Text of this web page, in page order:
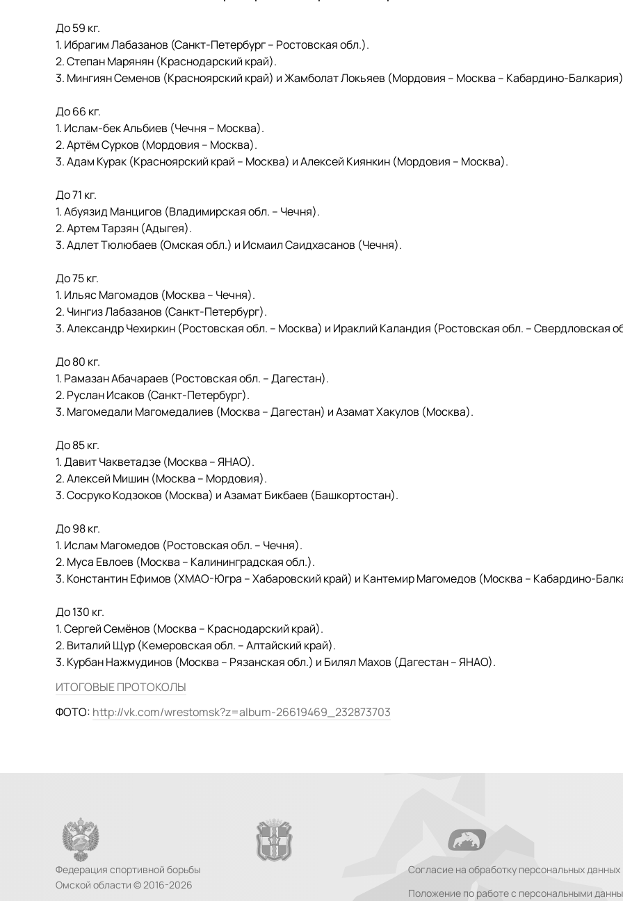
До 59 кг.
1. Ибрагим Лабазанов (Санкт-Петербург – Ростовская обл.).
2. Степан Марянян (Краснодарский край).
3. Мингиян Семенов (Красноярский край) и Жамболат Локьяев (Мордовия – Москва – Кабардино-
До 66 кг.
1. Ислам-бек Альбиев (Чечня – Москва).
2. Артём Сурков (Мордовия – Москва).
3. Адам Курак (Красноярский край – Москва) и Алексей Киянкин (Мордовия – Москва).
До 71 кг.
1. Абуязид Манцигов (Владимирская обл. – Чечня).
2. Артем Тарзян (Адыгея).
3. Адлет Тюлюбаев (Омская обл.) и Исмаил Саидхасанов (Чечня).
До 75 кг.
1. Ильяс Магомадов (Москва – Чечня).
2. Чингиз Лабазанов (Санкт-Петербург).
3. Александр Чехиркин (Ростовская обл. – Москва) и Ираклий Каландия (Ростовская обл. – Свердловская
До 80 кг.
1. Рамазан Абачараев (Ростовская обл. – Дагестан).
2. Руслан Исаков (Санкт-Петербург).
3. Магомедали Магомедалиев (Москва – Дагестан) и Азамат Хакулов (Москва).
До 85 кг.
1. Давит Чакветадзе (Москва – ЯНАО).
2. Алексей Мишин (Москва – Мордовия).
3. Сосруко Кодзоков (Москва) и Азамат Бикбаев (Башкортостан).
До 98 кг.
1. Ислам Магомедов (Ростовская обл. – Чечня).
2. Муса Евлоев (Москва – Калининградская обл.).
3. Константин Ефимов (ХМАО-Югра – Хабаровский край) и Кантемир Магомедов (Москва – Кабардино-
До 130 кг.
1. Сергей Семёнов (Москва – Краснодарский край).
2. Виталий Щур (Кемеровская обл. – Алтайский край).
3. Курбан Нажмудинов (Москва – Рязанская обл.) и Билял Махов (Дагестан – ЯНАО).
ИТОГОВЫЕ ПРОТОКОЛЫ
ФОТО: http://vk.com/wrestomsk?z=album-26619469_232873703
Федерация спортивной борьбы
Омской области © 2016-2026
Согласие на обработку персональных данных
Положение по работе с персональными